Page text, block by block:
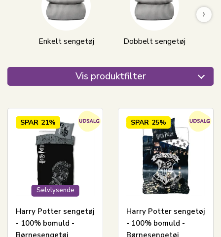
Enkelt sengetøj Dobbelt sengetøj
›
Vis produktfilter
Selvlysende
SPAR 21%
Harry Potter sengetøj
- 100% bomuld -
Børnesengetøj
SPAR 25%
Harry Potter sengetøj
- 100% bomuld -
Børnesengetøj